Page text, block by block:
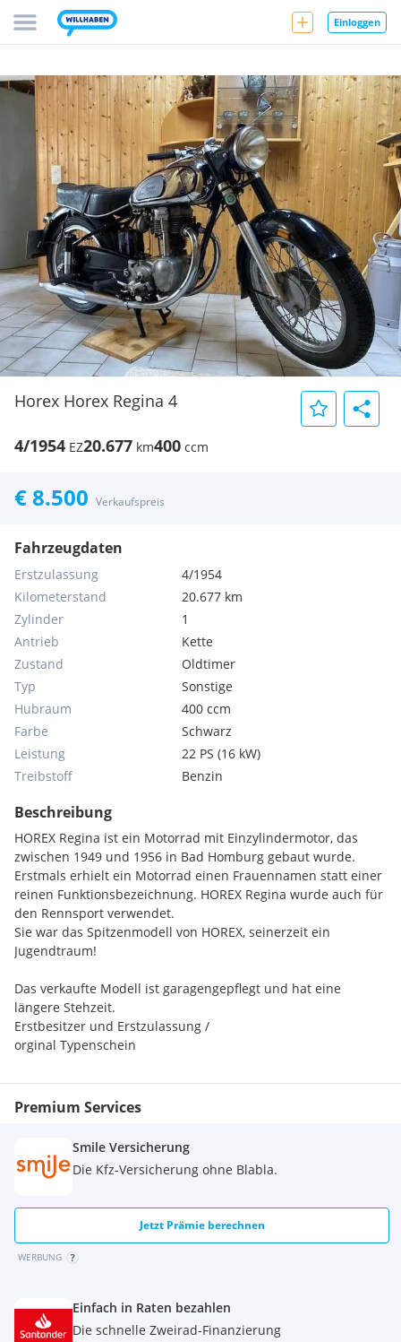
Einloggen
Horex Horex Regina 4
4/1954 EZ20.677 km400 ccm
€ 8.500 Verkaufspreis
Fahrzeugdaten
Erstzulassung
4/1954
Kilometerstand
20.677 km
Zylinder
1
Antrieb
Kette
Zustand
Oldtimer
Typ
Sonstige
Hubraum
400 ccm
Farbe
Schwarz
Leistung
22 PS (16 kW)
Treibstoff
Benzin
Beschreibung
HOREX Regina ist ein Motorrad mit Einzylindermotor, das
zwischen 1949 und 1956 in Bad Homburg gebaut wurde.
Erstmals erhielt ein Motorrad einen Frauennamen statt einer
reinen Funktionsbezeichnung. HOREX Regina wurde auch für
den Rennsport verwendet.
Sie war das Spitzenmodell von HOREX, seinerzeit ein
Jugendtraum!
Das verkaufte Modell ist garagengepflegt und hat eine
längere Stehzeit.
Erstbesitzer und Erstzulassung /
orginal Typenschein
Premium Services
Smile Versicherung
Die Kfz-Versicherung ohne Blabla.
Jetzt Prämie berechnen
WERBUNG
Einfach in Raten bezahlen
Die schnelle Zweirad-Finanzierung